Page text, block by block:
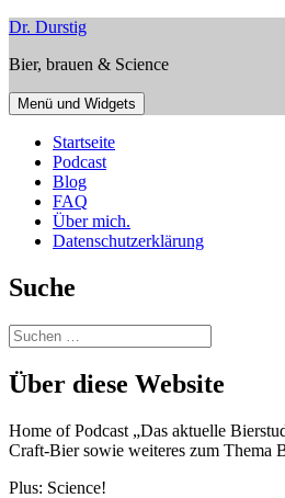
Zum
springen
Dr. Durstig
Bier, brauen & Science
Menü und Widgets
Startseite
Podcast
Blog
FAQ
Über mich.
Datenschutzerklärung
Suche
Suchen
nach:
Über diese Website
Home of Podcast „Das aktuelle
Craft-Bier sowie weiteres zum Thema
Plus: Science!